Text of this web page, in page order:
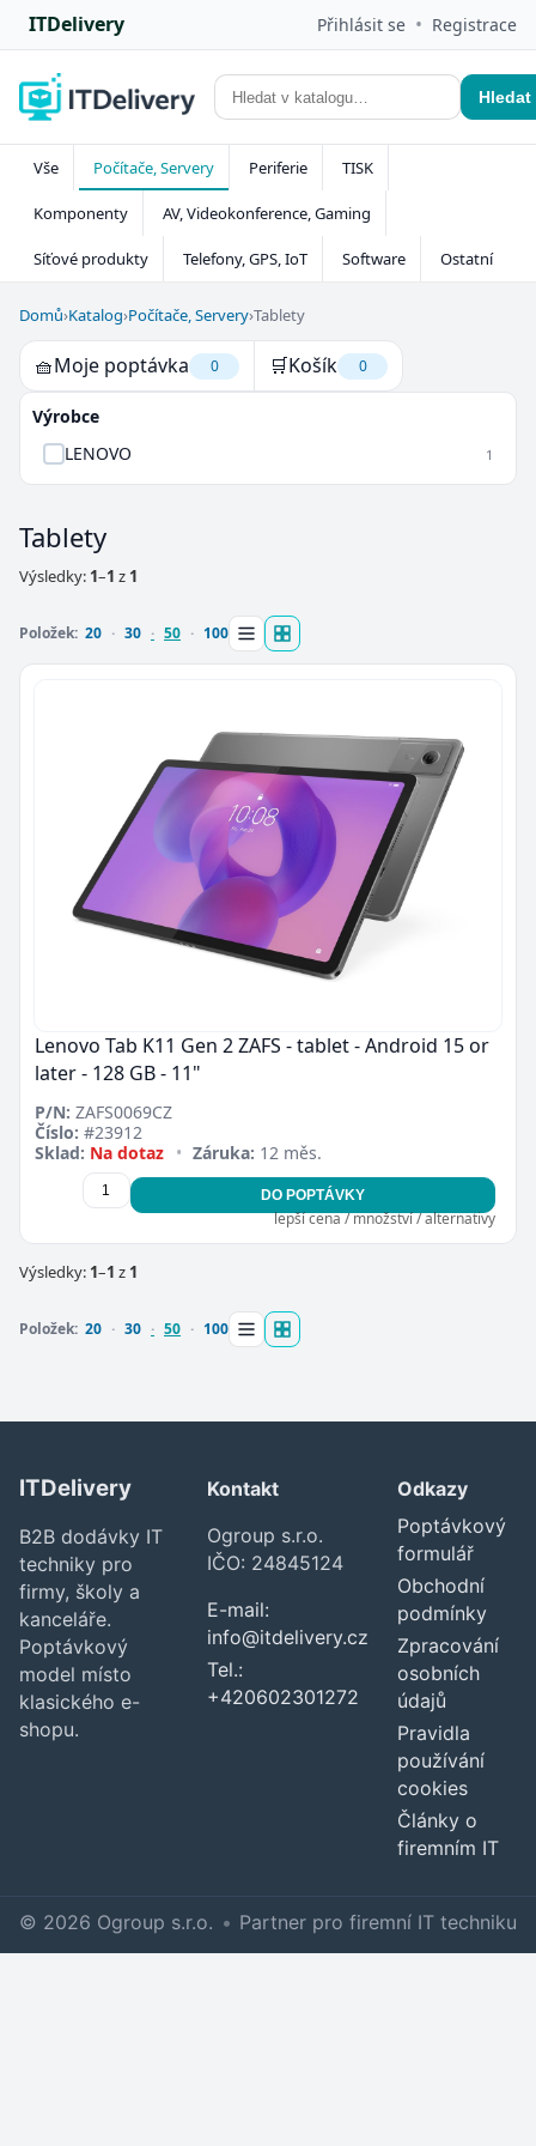
ITDelivery Přihlásit se • Registrace
Hledat
Vše Počítače, Servery Periferie TISK
Komponenty AV, Videokonference, Gaming
Síťové produkty Telefony, GPS, IoT Software Ostatní
Domů›Katalog›Počítače, Servery›Tablety
🧺Moje poptávka 0 🛒Košík 0
Výrobce
LENOVO
1
Tablety
Výsledky: 1–1 z 1
Položek: 20 30 50 100
Lenovo Tab K11 Gen 2 ZAFS - tablet - Android 15 or
later - 128 GB - 11"
P/N: ZAFS0069CZ
Číslo: #23912
Sklad: Na dotaz • Záruka: 12 měs.
DO POPTÁVKY
lepší cena / množství / alternativy
Výsledky: 1–1 z 1
Položek: 20 30 50 100
ITDelivery
B2B dodávky IT
techniky pro
firmy, školy a
kanceláře.
Poptávkový
model místo
klasického e-
shopu.
Kontakt
Ogroup s.r.o.
IČO: 24845124
E-mail:
info@itdelivery.cz
Tel.:
+420602301272
Odkazy
Poptávkový
formulář
Obchodní
podmínky
Zpracování
osobních
údajů
Pravidla
používání
cookies
Články o
firemním IT
© 2026 Ogroup s.r.o. • Partner pro firemní IT techniku